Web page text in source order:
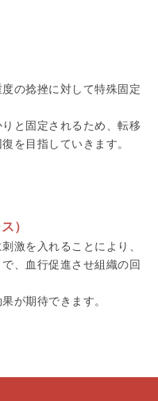
の捻挫に対して特殊固定
と固定されるため、転移
を目指していきます。
）
激を入れることにより、
、血行促進させ組織の回
が期待できます。